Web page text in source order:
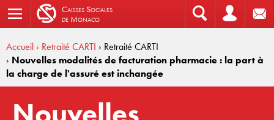
CaissesSociales
de Monaco
Accueil › Retraité CARTI › Retraité CARTI
› Nouvelles modalités de facturation pharmacie : la part à
la charge de l'assuré est inchangée